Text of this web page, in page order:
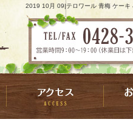
2019 10月 09|テロワール 青梅 ケーキ